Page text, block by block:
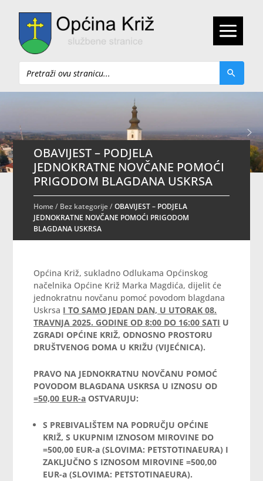
Pretraži
OBAVIJEST – PODJELA
JEDNOKRATNE NOVČANE POMOĆI
PRIGODOM BLAGDANA USKRSA
Home/ Bez kategorije/OBAVIJEST – PODJELA
JEDNOKRATNE NOVČANE POMOĆI PRIGODOM
BLAGDANA USKRSA
Općina Križ, sukladno Odlukama Općinskog
načelnika Općine Križ Marka Magdića, dijelit će
jednokratnu novčanu pomoć povodom blagdana
Uskrsa I TO SAMO JEDAN DAN, U UTORAK 08.
TRAVNJA 2025. GODINE OD 8:00 DO 16:00 SATI U
ZGRADI OPĆINE KRIŽ, ODNOSNO PROSTORU
DRUŠTVENOG DOMA U KRIŽU (VIJEĆNICA).
PRAVO NA JEDNOKRATNU NOVČANU POMOĆ
POVODOM BLAGDANA USKRSA U IZNOSU OD
=50,00 EUR-a OSTVARUJU:
S PREBIVALIŠTEM NA PODRUČJU OPĆINE
KRIŽ, S UKUPNIM IZNOSOM MIROVINE DO
=500,00 EUR-a(SLOVIMA: PETSTOTINAEURA) I
ZAKLJUČNO S IZNOSOM MIROVINE =500,00
EUR-a (SLOVIMA: PETSTOTINAEURA).